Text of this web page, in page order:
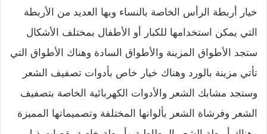
خيار أربطة الرأس الخاصة بالنساء وبها العديد من الأربطة
التي يمكن استخدامها للكبار أو الأطفال بمختلف الأشكال
ستجد الأطواق المزينة والأطواق السادة وهناك الأطواق التي
تأتي مزينة بالورد وهناك خيار خاص بأدوات تصفيف الشعر
وستجد مشابك الشعر والأدوات الكهربائية الخاصة بتصفيف
الشعر وفرشاة الشعر بألوانها المختلفة وتصميماتها المميزة